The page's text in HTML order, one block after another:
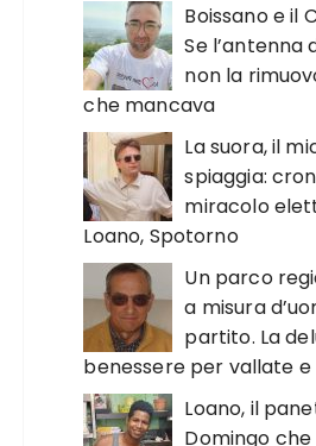
Boissano e il
Se l’antenna
non la
che mancava
La suora, il
spiaggia:
miracolo
Loano, Spotorno
Un parco
a misura
partito. La
benessere per vallate e
Loano, il
Domingo